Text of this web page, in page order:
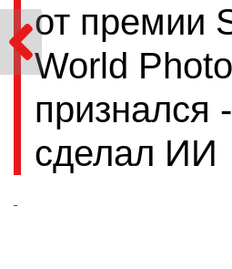
от премии
World
признался
сделал ИИ